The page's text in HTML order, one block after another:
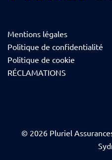
Mentions légales
Politique de confidentialité
Politique de cookie
RÉCLAMATIONS
© 2026 Pluriel